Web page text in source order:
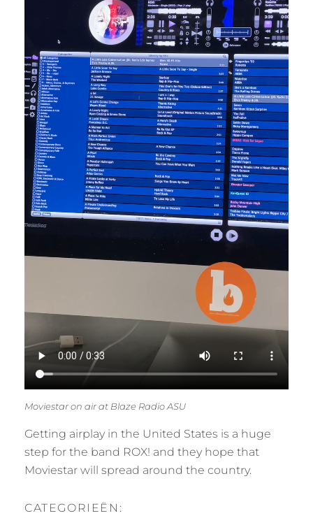
Moviestar on air at Blaze Radio ASU
Getting airplay in the United States is a huge
step for the band ROX! and they hope that
Moviestar will spread around the country.
CATEGORIEËN: